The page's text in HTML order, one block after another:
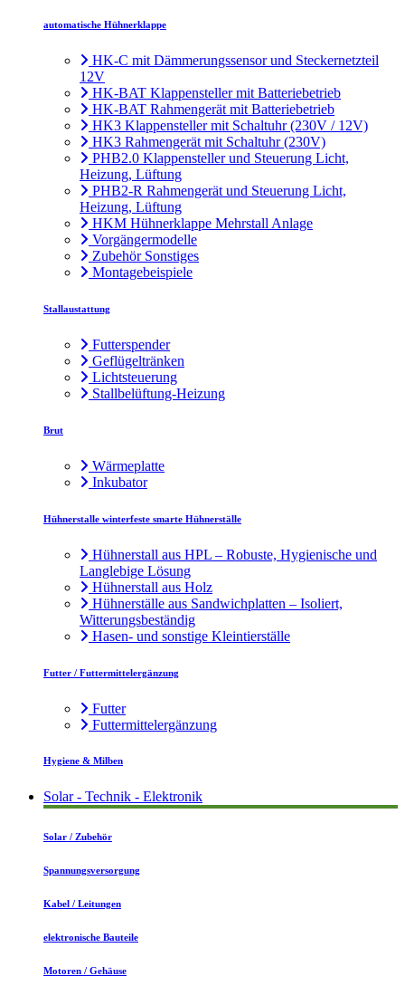
automatische Hühnerklappe
HK-C mit Dämmerungssensor und Steckernetzteil
12V
HK-BAT Klappensteller mit Batteriebetrieb
HK-BAT Rahmengerät mit Batteriebetrieb
HK3 Klappensteller mit Schaltuhr (230V / 12V)
HK3 Rahmengerät mit Schaltuhr (230V)
PHB2.0 Klappensteller und Steuerung Licht,
Heizung, Lüftung
PHB2-R Rahmengerät und Steuerung Licht,
Heizung, Lüftung
HKM Hühnerklappe Mehrstall Anlage
Vorgängermodelle
Zubehör Sonstiges
Montagebeispiele
Stallaustattung
Futterspender
Geflügeltränken
Lichtsteuerung
Stallbelüftung-Heizung
Brut
Wärmeplatte
Inkubator
Hühnerstalle winterfeste smarte Hühnerställe
Hühnerstall aus HPL – Robuste, Hygienische und
Langlebige Lösung
Hühnerstall aus Holz
Hühnerställe aus Sandwichplatten – Isoliert,
Witterungsbeständig
Hasen- und sonstige Kleintierställe
Futter / Futtermittelergänzung
Futter
Futtermittelergänzung
Hygiene & Milben
Solar - Technik - Elektronik
Solar / Zubehör
Spannungsversorgung
Kabel / Leitungen
elektronische Bauteile
Motoren / Gehäuse